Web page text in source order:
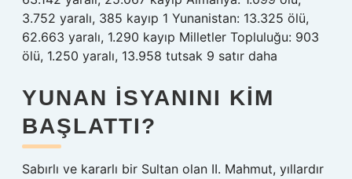
3.752 yaralı, 385 kayıp 1 Yunanistan: 13.325 ölü,
62.663 yaralı, 1.290 kayıp Milletler Topluluğu: 903
ölü, 1.250 yaralı, 13.958 tutsak 9 satır daha
YUNAN ISYANINI KIM
BAŞLATTI?
Sabırlı ve kararlı bir Sultan olan II. Mahmut, yıllardır